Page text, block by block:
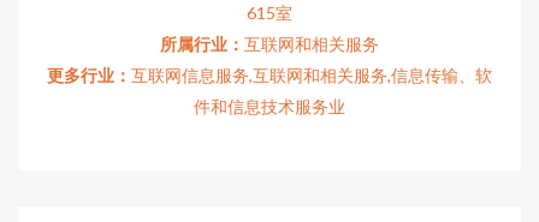
615室
所属行业： 互联网和相关服务
更多行业： 互联网信息服务,互联网和相关服务,信息传输、软
件和信息技术服务业